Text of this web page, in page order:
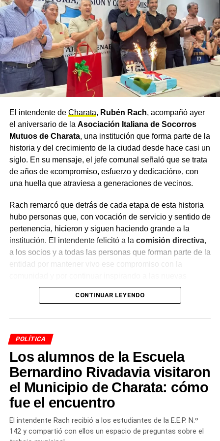
compromiso de defender la soberanía y el patrimonio
nacional, y convocaron también al oficialismo local a
acompañar el rechazo de la iniciativa. Gauna sostuvo
que, cuando se trata de defender la Argentina, las
diferencias políticas deben quedar de lado y prevalecer el
interés de todos los argentinos.
El planteo se realizó en el marco de las sesiones del
tratamiento de la reforma en el Senado de la Nación.
Másnoticias de CharataenCharataChaco.Net.
El intendente de Charata, Rubén Rach, acompañó ayer
el aniversario de la Asociación Italiana de Socorros
Mutuos de Charata, una institución que forma parte de la
historia y del crecimiento de la ciudad desde hace casi un
siglo. En su mensaje, el jefe comunal señaló que se trata
de años de «compromiso, esfuerzo y dedicación», con
una huella que atraviesa a generaciones de vecinos.
Rach remarcó que detrás de cada etapa de esta historia
hubo personas que, con vocación de servicio y sentido de
pertenencia, hicieron y siguen haciendo grande a la
institución. El intendente felicitó a la comisión directiva,
a los socios y a todas las personas que forman parte de la
entidad por mantener vivo ese compromiso con la
generaciones.
Charata
La Asociación Italiana fue fundada el 4 de agosto de 1929
por un grupo de vecinos italianos reunidos en asamblea,
cuando Charata todavía formaba parte del entonces
Territorio Nacional del Chaco. Desde entonces, la
institución acompañó el desarrollo deportivo, cultural y
actividades históricas.
CONTINUAR LEYENDO
POLÍTICA
Los alumnos de la Escuela
Bernardino Rivadavia visitaron
el Municipio de Charata: cómo
fue el encuentro
El intendente Rach recibió a los estudiantes de la E.E.P. N.º
142 y compartió con ellos un espacio de preguntas sobre el